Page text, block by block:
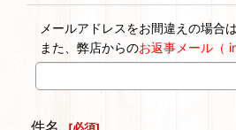
メールアドレスをお間違えの場合
また、弊店からのお返事メール（
件名